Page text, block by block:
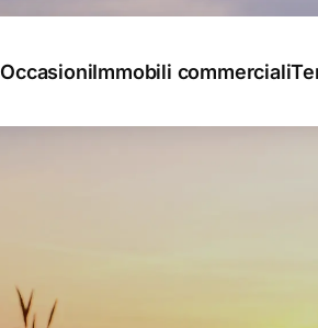
OccasioniImmobili commerciali